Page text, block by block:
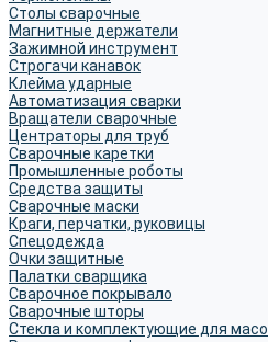
Столы сварочные
Магнитные держатели
Зажимной инструмент
Строгачи канавок
Клейма ударные
Автоматизация сварки
Вращатели сварочные
Центраторы для труб
Сварочные каретки
Промышленные роботы
Средства защиты
Сварочные маски
Краги, перчатки, руковицы
Спецодежда
Очки защитные
Палатки сварщика
Сварочное покрывало
Сварочные шторы
Стекла и комплектующие для